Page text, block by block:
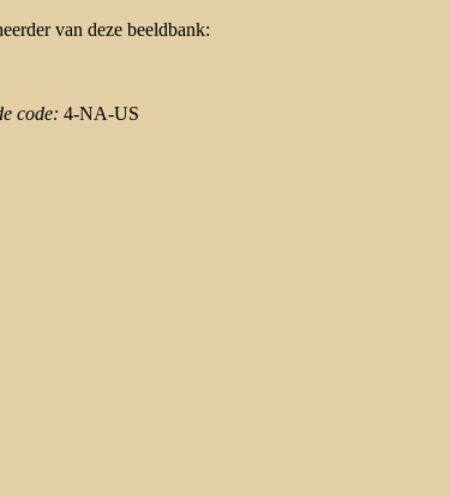
van deze beeldbank:
code: 4-NA-US